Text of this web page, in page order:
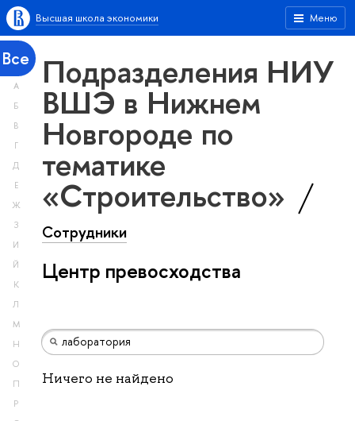
Меню
Высшая школа экономики
Все
А
Б
В
Г
Д
Е
Ж
З
И
Й
К
Л
М
Н
О
П
Р
Подразделения НИУ
ВШЭ в Нижнем
Новгороде по
тематике
«Строительство»
Сотрудники
Центр превосходства
Ничего не найдено